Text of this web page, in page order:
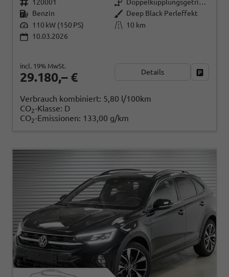
120001
Doppelkupplungsgetriebe (DSG)
Benzin
Deep Black Perleffekt
110 kW (150 PS)
10 km
10.03.2026
29.180,– €
incl. 19% MwSt.
Details
Verbrauch kombiniert: 5,80 l/100km
CO2-Klasse: D
CO2-Emissionen: 133,00 g/km